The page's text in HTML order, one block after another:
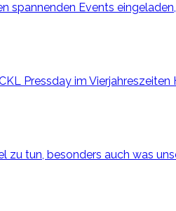
spannenden Events
Pressday im
zu tun, besonders auch was